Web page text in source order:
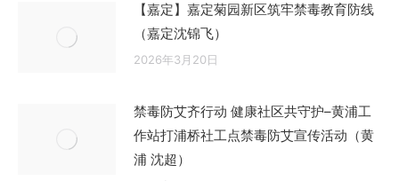
【嘉定】嘉定菊园新区筑牢禁毒教育防线
（嘉定沈锦飞）
2026年3月20日
禁毒防艾齐行动 健康社区共守护–黄浦工
作站打浦桥社工点禁毒防艾宣传活动（黄
浦 沈超）